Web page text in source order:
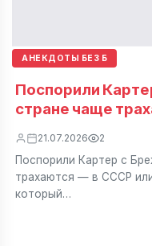
АНЕКДОТЫ БЕЗ Б
Поспорили
стране чаще
21.07.2026 2
Поспорили Картер с
трахаются — в СССР
который…